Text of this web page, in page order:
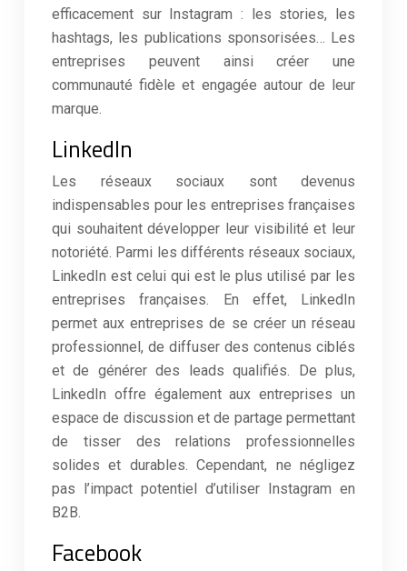
efficacement sur Instagram : les stories, les
hashtags, les publications sponsorisées… Les
entreprises peuvent ainsi créer une
communauté fidèle et engagée autour de leur
marque.
LinkedIn
Les réseaux sociaux sont devenus
indispensables pour les entreprises françaises
qui souhaitent développer leur visibilité et leur
notoriété. Parmi les différents réseaux sociaux,
LinkedIn est celui qui est le plus utilisé par les
entreprises françaises. En effet, LinkedIn
permet aux entreprises de se créer un réseau
professionnel, de diffuser des contenus ciblés
et de générer des leads qualifiés. De plus,
LinkedIn offre également aux entreprises un
espace de discussion et de partage permettant
de tisser des relations professionnelles
solides et durables. Cependant, ne négligez
pas l’impact potentiel d’utiliser Instagram en
B2B.
Facebook